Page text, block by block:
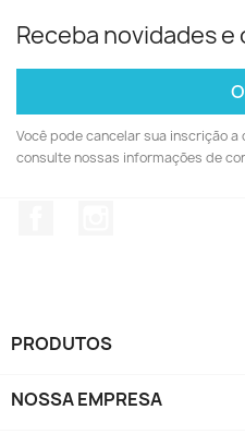
Receba novidades
Você pode cancelar sua inscrição
consulte nossas informações de
PRODUTOS
NOSSA EMPRESA